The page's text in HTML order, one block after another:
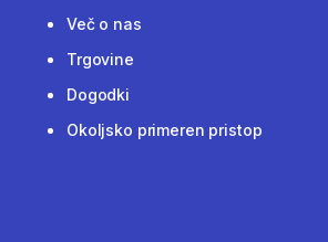
Več o nas
Trgovine
Dogodki
Okoljsko primeren pristop